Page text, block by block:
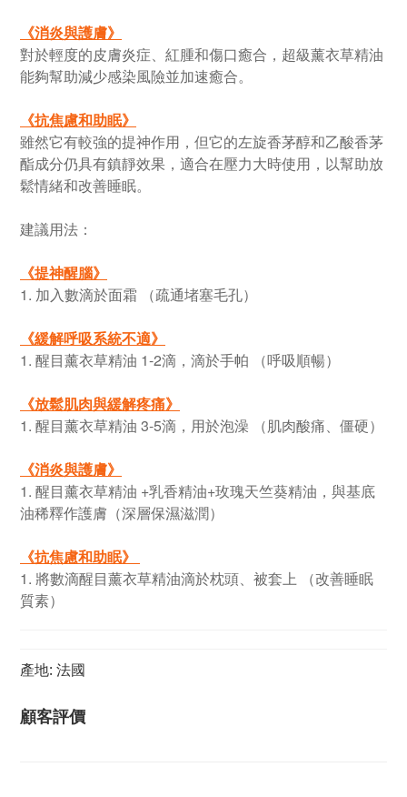
《消炎與護膚》
對於輕度的皮膚炎症、紅腫和傷口癒合，超級薰衣草精油
能夠幫助減少感染風險並加速癒合。
《抗焦慮和助眠》
雖然它有較強的提神作用，但它的左旋香茅醇和乙酸香茅
酯成分仍具有鎮靜效果，適合在壓力大時使用，以幫助放
鬆情緒和改善睡眠。
建議用法：
《提神醒腦》
1. 加入數滴於面霜 （疏通堵塞毛孔）
《緩解呼吸系統不適》
1. 醒目薰衣草精油 1-2滴，滴於手帕 （呼吸順暢）
《放鬆肌肉與緩解疼痛》
1. 醒目薰衣草精油 3-5滴，用於泡澡 （肌肉酸痛、僵硬）
《消炎與護膚》
1. 醒目薰衣草精油 +乳香精油+玫瑰天竺葵精油，與基底
油稀釋作護膚（深層保濕滋潤）
《抗焦慮和助眠》
1. 將數滴醒目薰衣草精油滴於枕頭、被套上 （改善睡眠
質素）
產地: 法國
顧客評價